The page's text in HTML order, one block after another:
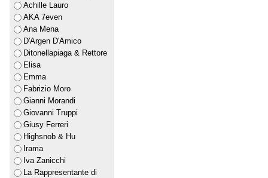
Achille Lauro
AKA 7even
Ana Mena
D'Argen D'Amico
Ditonellapiaga & Rettore
Elisa
Emma
Fabrizio Moro
Gianni Morandi
Giovanni Truppi
Giusy Ferreri
Highsnob & Hu
Irama
Iva Zanicchi
La Rappresentante di